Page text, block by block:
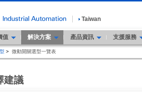
Taiwan
值 解決方案 產品資訊 支援服務
> 微動開關選型一覽表
建議